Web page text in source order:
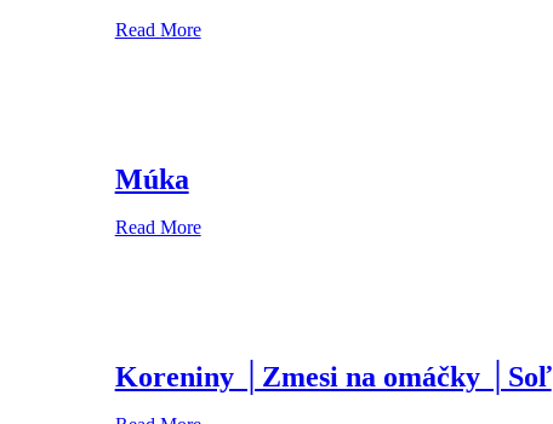
Read More
Múka
Read More
Koreniny │Zmesi na omáčky │Soľ